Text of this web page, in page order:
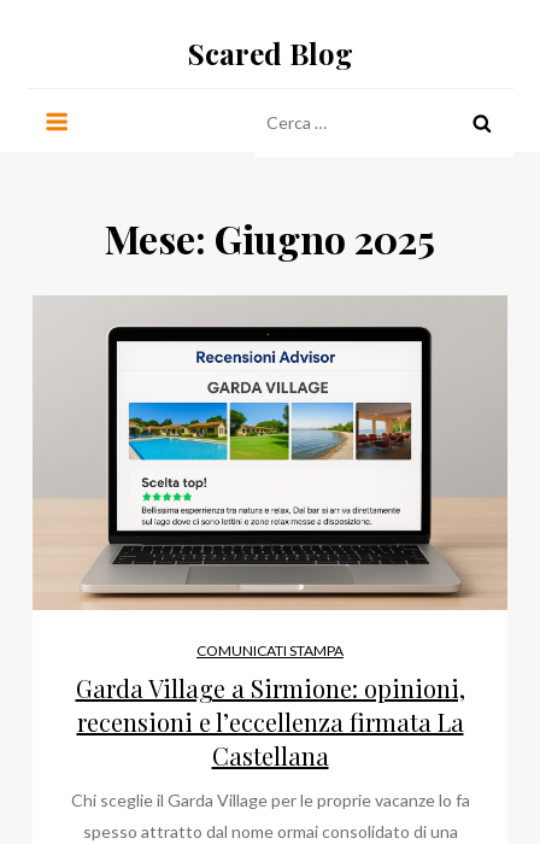
Scared Blog
per:
Mese: Giugno 2025
COMUNICATI STAMPA
Garda Village a Sirmione: opinioni,
recensioni e l’eccellenza firmata La
Castellana
Chi sceglie il Garda Village per le proprie vacanze lo fa
spesso attratto dal nome ormai consolidato di una